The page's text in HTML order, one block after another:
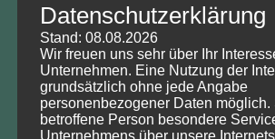
Vorsitzender DNRT e.V.
Deutscher Naturschutzrechtstag e.V.
Helmholtz-Zentrum für Umweltforschung,
Department Umwelt- und Planungsrecht
Datenschutzerklärung
Stand: 08.08.2026
Wir freuen uns sehr über Ihr
Unternehmen. Eine Nutzung der
grundsätzlich ohne jede Angabe
personenbezogener Daten möglich.
betroffene Person besondere
Unternehmens über unsere